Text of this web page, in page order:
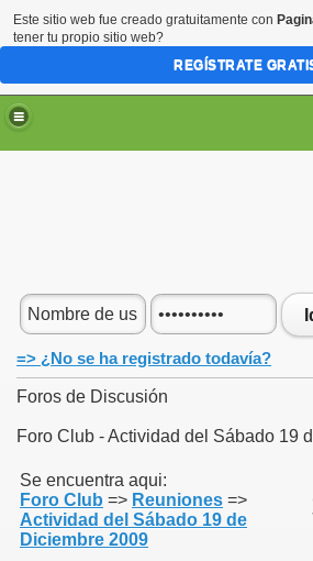
=> ¿No se ha registrado todavía?
Foros de Discusión
Foro Club - Actividad del Sábado 19
Se encuentra aqui:
Foro Club => Reuniones =>
Actividad del Sábado 19 de
Diciembre 2009
Este sitio web fue creado gratuitamente con
tener tu propio sitio web?
REGÍSTRATE